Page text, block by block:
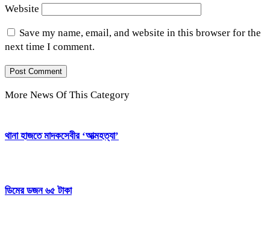
Website
Save my name, email, and website in this browser for the
next time I comment.
More News Of This Category
থানা হাজতে মাদকসেবীর ‘আত্মহত্যা’
ডিমের ডজন ৬৫ টাকা